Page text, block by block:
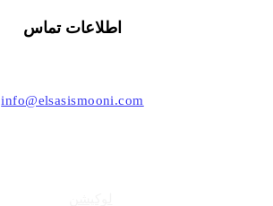
اطلاعات تماس
info@elsasismooni.com